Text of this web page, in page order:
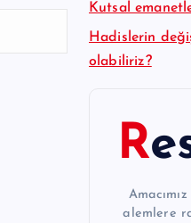
Kutsal
Hadislerin
olabiliriz?
alemlere